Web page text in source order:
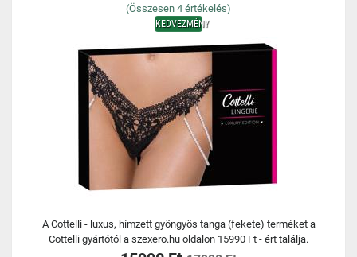
(Összesen 4 értékelés)
KEDVEZMÉNY
A Cottelli - luxus, hímzett gyöngyös tanga (fekete) terméket a
Cottelli gyártótól a szexero.hu oldalon 15990 Ft - ért találja.